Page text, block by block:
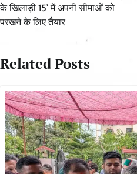
के खिलाड़ी 15’ में अपनी सीमाओं को
परखने के लिए तैयार
Related Posts